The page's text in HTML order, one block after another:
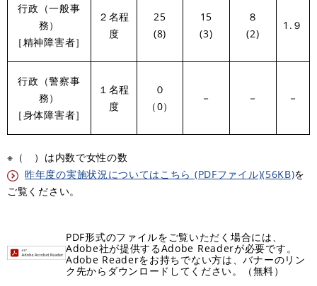
行政（一般事
務）
［精神障害者］
２名程
度
25
(8)
15
(3)
８
(2)
1.９
行政（警察事
務）
［身体障害者］
１名程
度
０
（0）
－ － －
※（ ）は内数で女性の数
昨年度の実施状況についてはこちら (PDFファイル)(56KB)を
ご覧ください。
PDF形式のファイルをご覧いただく場合には、
Adobe社が提供するAdobe Readerが必要です。
Adobe Readerをお持ちでない方は、バナーのリン
ク先からダウンロードしてください。（無料）